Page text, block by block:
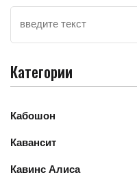
Категории
Кабошон
Кавансит
Кавинс Алиса